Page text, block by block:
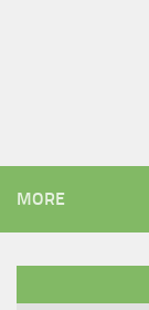
MORE